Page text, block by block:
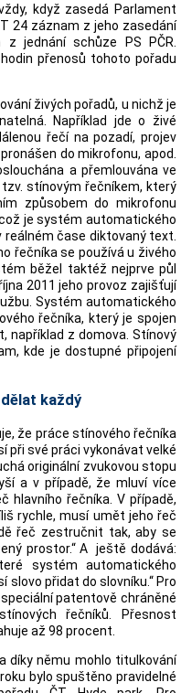
když zasedá Parlament
24 záznam z jeho zasedání
jednání schůze PS PČR.
přenosů tohoto pořadu
živých pořadů, u nichž je
Například jde o živé
řečí na pozadí, projev
do mikrofonu, apod.
a přemlouvána ve
stínovým řečníkem, který
způsobem do mikrofonu
je systém automatického
čase diktovaný text.
řečníka se používá u živého
běžel taktéž nejprve půl
2011 jeho provoz zajišťují
Systém automatického
řečníka, který je spojen
například z domova. Stínový
kde je dostupné připojení
každý
že práce stínového řečníka
při své práci vykonávat velké
originální zvukovou stopu
a v případě, že mluví více
hlavního řečníka. V případě,
rychle, musí umět jeho řeč
řeč zestručnit tak, aby se
prostor.“ A ještě dodává:
systém automatického
slovo přidat do slovníku.“ Pro
patentově chráněné
řečníků. Přesnost
až 98 procent.
díky němu mohlo titulkování
bylo spuštěno pravidelné